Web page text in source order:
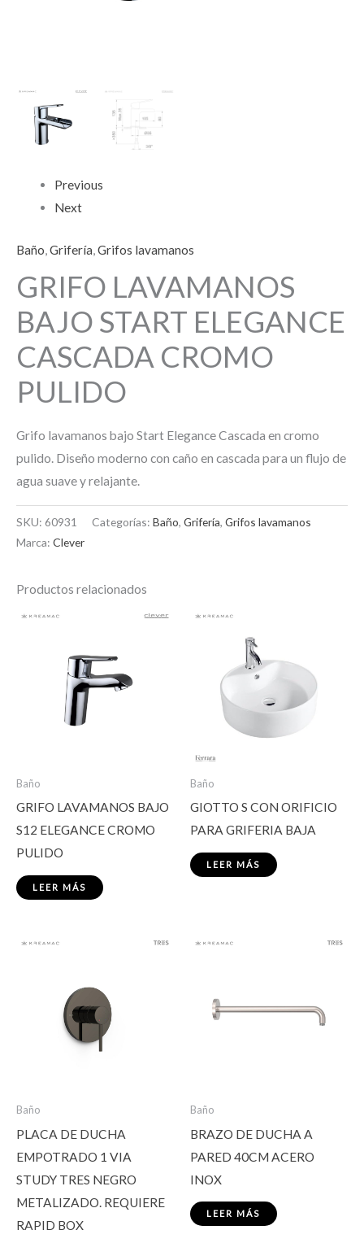
Previous
Next
Baño,Grifería,Grifos lavamanos
GRIFO LAVAMANOS
BAJO START ELEGANCE
CASCADA CROMO
PULIDO
Grifo lavamanos bajo Start Elegance Cascada en cromo
pulido. Diseño moderno con caño en cascada para un flujo de
agua suave y relajante.
SKU: 60931 Categorías: Baño, Grifería, Grifos lavamanos
Marca: Clever
Productos relacionados
Baño
GRIFO LAVAMANOS BAJO
S12 ELEGANCE CROMO
PULIDO
LEER MÁS
Baño
GIOTTO S CON ORIFICIO
PARA GRIFERIA BAJA
LEER MÁS
Baño
PLACA DE DUCHA
EMPOTRADO 1 VIA
STUDY TRES NEGRO
METALIZADO. REQUIERE
RAPID BOX
Baño
BRAZO DE DUCHA A
PARED 40CM ACERO
INOX
LEER MÁS